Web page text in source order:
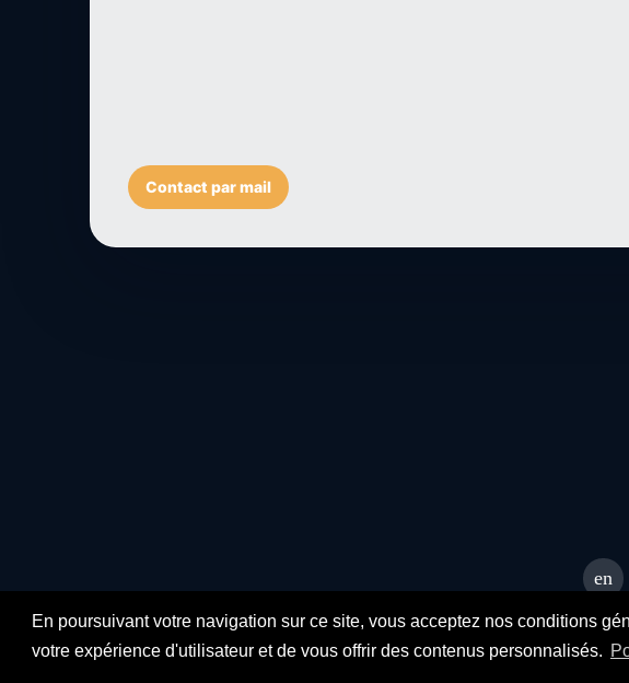
En poursuivant votre navigation sur ce site, vous acceptez nos conditions
votre expérience d'utilisateur et de vous offrir des contenus personnalisés.
Contact par mail
en
©